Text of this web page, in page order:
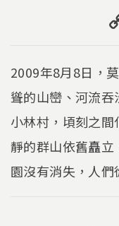
2009年8月8日，
聳的山巒、河流
小林村，頃刻之
靜的群山依舊矗
園沒有消失，人